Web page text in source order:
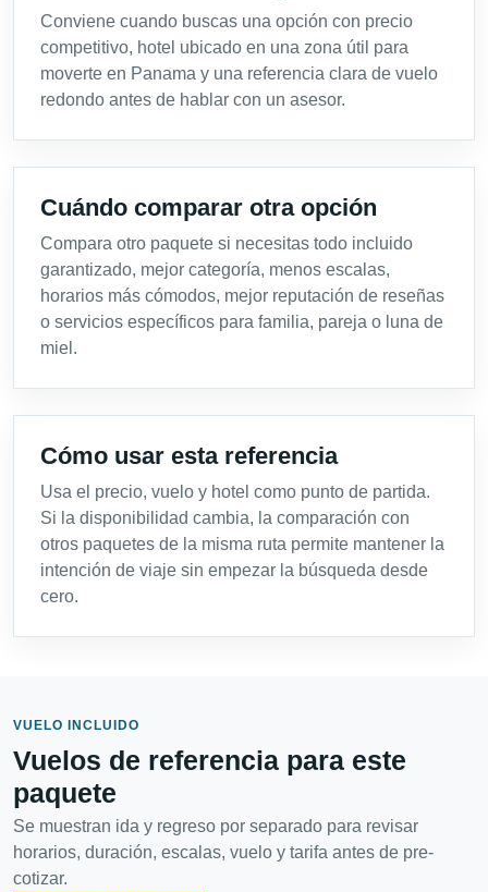
Conviene cuando buscas una opción con precio
competitivo, hotel ubicado en una zona útil para
moverte en Panama y una referencia clara de vuelo
redondo antes de hablar con un asesor.
Cuándo comparar otra opción
Compara otro paquete si necesitas todo incluido
garantizado, mejor categoría, menos escalas,
horarios más cómodos, mejor reputación de reseñas
o servicios específicos para familia, pareja o luna de
miel.
Cómo usar esta referencia
Usa el precio, vuelo y hotel como punto de partida.
Si la disponibilidad cambia, la comparación con
otros paquetes de la misma ruta permite mantener la
intención de viaje sin empezar la búsqueda desde
cero.
VUELO INCLUIDO
Vuelos de referencia para este
paquete
Se muestran ida y regreso por separado para revisar
horarios, duración, escalas, vuelo y tarifa antes de pre-
cotizar.